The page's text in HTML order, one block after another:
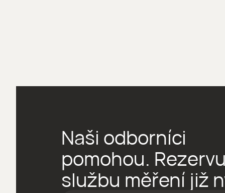
Naši odborníci
pomohou.
službu měření již